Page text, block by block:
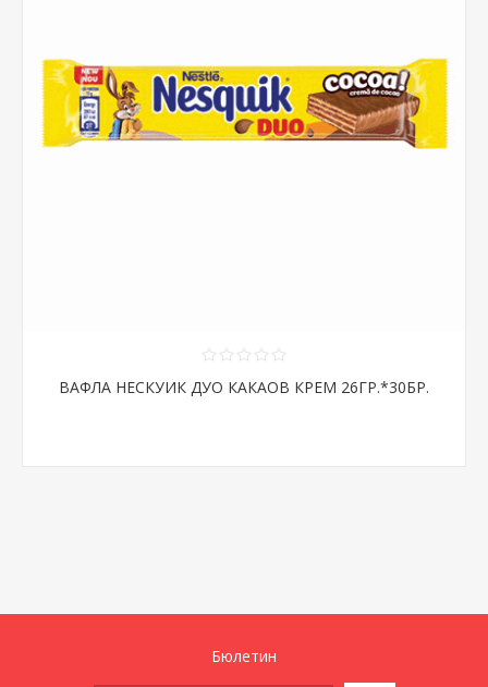
ВАФЛА НЕСКУИК ДУО КАКАОВ КРЕМ 26ГР.*30БР.
Бюлетин